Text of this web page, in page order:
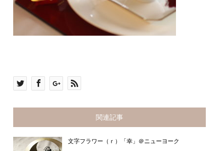
関連記事
文字フラワー（ｒ）「幸」＠ニューヨーク